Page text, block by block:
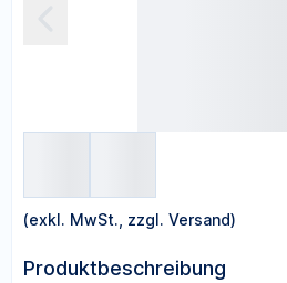
(exkl. MwSt., zzgl. Versand)
Produktbeschreibung